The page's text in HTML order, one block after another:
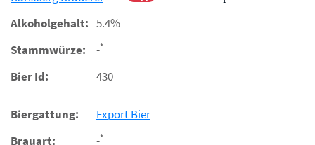
Alkoholgehalt: 5.4%
Stammwürze:
-*
Bier Id: 430
Biergattung:
Export Bier
Brauart:
-*